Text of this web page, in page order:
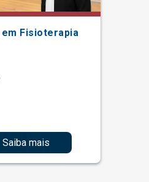
em Fisioterapia
Saiba mais